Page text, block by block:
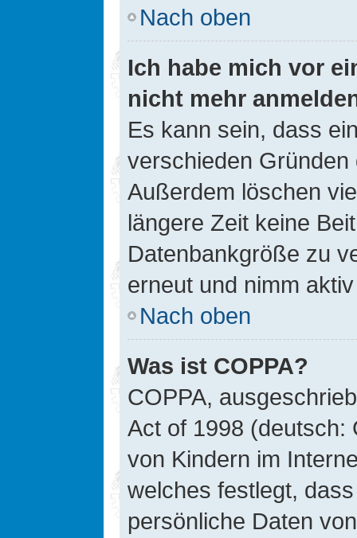
Nach oben
Ich habe mich vor
nicht mehr
Es kann sein, dass
verschieden
Außerdem löschen
längere Zeit keine
Datenbankgröße zu
erneut und nimm
Nach oben
Was ist COPPA?
COPPA,
Act of 1998 (deutsch:
von Kindern im
welches festlegt,
persönliche Daten